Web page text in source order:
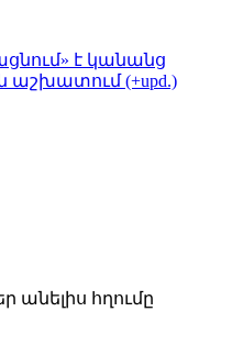
է կանանց
աշխատում (+upd.)
անելիս հղումը